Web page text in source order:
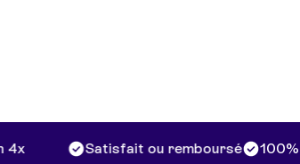
Satisfait ou remboursé 100%